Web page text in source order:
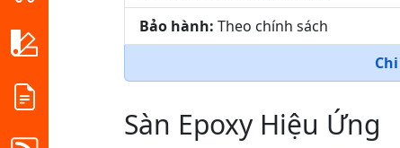
Bảo hành: Theo chính sách
Sàn Epoxy Hiệu Ứng